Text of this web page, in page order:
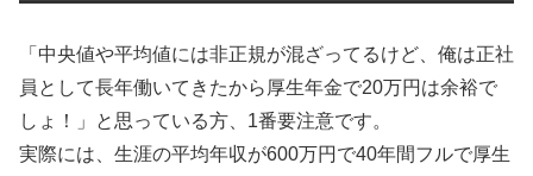
「中央値や平均値には非正規が混ざってるけど、俺は正社
員として長年働いてきたから厚生年金で20万円は余裕で
しょ！」と思っている方、1番要注意です。
実際には、生涯の平均年収が600万円で40年間フルで厚生